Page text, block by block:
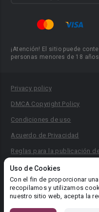
Uso de Cookies
Con el fin de proporcionar
recopilamos y utilizamos
nuestro sitio web, acepta la
¡Atención! El sitio puede
personas menores de 18 años.
Privacy policy
DMCA Copyright Policy
Condiciones de uso
Acuerdo de Privacidad
Reglas para la publicación
Área RR.PP.: pr@booknet.com
© 2026 Booknet. Todos los